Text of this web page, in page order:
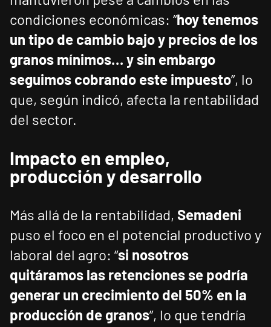
condiciones económicas: “hoy tenemos
un tipo de cambio bajo y precios de los
granos mínimos… y sin embargo
seguimos cobrando este impuesto”, lo
que, según indicó, afecta la rentabilidad
del sector.
Impacto en empleo,
producción y desarrollo
Más allá de la rentabilidad, Semadeni
puso el foco en el potencial productivo y
laboral del agro: “si nosotros
quitáramos las retenciones se podría
generar un crecimiento del 50% en la
producción de granos”, lo que tendría